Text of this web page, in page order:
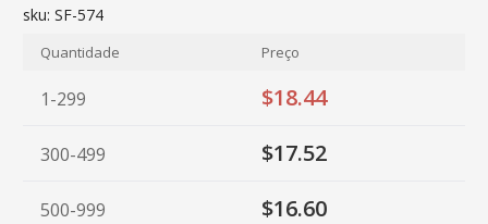
sku: SF-574
Quantidade Preço
1-299 $18.44
300-499 $17.52
500-999 $16.60